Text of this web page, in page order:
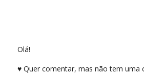
Olá!
♥ Quer comentar, mas não tem uma